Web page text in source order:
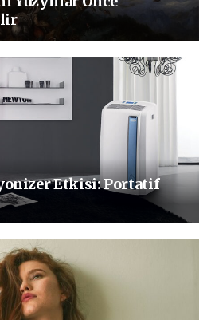
Etkisi: Portatif